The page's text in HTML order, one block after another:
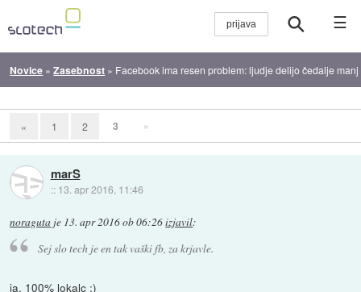
☰
Novice »Zasebnost » Facebook ima resen problem: ljudje delijo čedalje manj
« 1 2 3 »
marS
:: 13. apr 2016, 11:46
noraguta je 13. apr 2016 ob 06:26izjavil:
Sej slo tech je en tak vaški fb, za krjavle.
ja, 100% lokalc :)